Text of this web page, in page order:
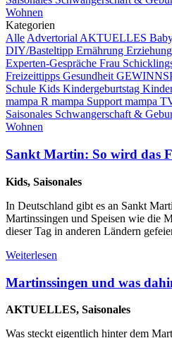
Wohnen
Kategorien
AlleAdvertorialAKTUELLES
DIY/Basteltipp Ernährung
Experten-Gespräche Frau
Freizeittipps Gesundheit
Schule Kids Kindergeburtstag
mampa R mampa Supportmampa
Saisonales Schwangerschaft &
Wohnen
Sankt Martin: So wird das
Kids, Saisonales
In Deutschland gibt es an Sankt
Martinssingen und Speisen wie die
dieser Tag in anderen Ländern
Weiterlesen
Martinssingen und was
AKTUELLES, Saisonales
Was steckt eigentlich hinter dem